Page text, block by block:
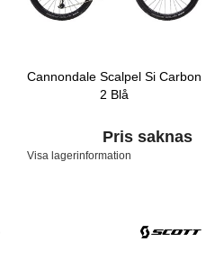
Cannondale Scalpel Si Carbon
2 Blå
Pris saknas
Visa lagerinformation